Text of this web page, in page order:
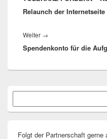
Relaunch der Internetseite
Weiter →
Beitrag:
Spendenkonto für die
Primärer
Widgetbereich
Folgt der Partnerschaft gerne